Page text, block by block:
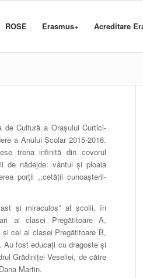
ROSE Erasmus+ Acreditare
Cultură a Orașului Curtici-
a Anului Școlar 2015-2016.
trena infinită din covorul
de nădejde: vântul și ploaia
porții ,,cetății cunoașterii-
și miraculos” al școlii, în
ai clasei Pregătitoare A,
cei ai clasei Pregătitoare B,
Au fost educați cu dragoste și
Grădiniței Veseliei, de către
Martin.